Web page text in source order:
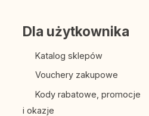
Dla użytkownika
Katalog sklepów
Vouchery zakupowe
Kody rabatowe, promocje
i okazje